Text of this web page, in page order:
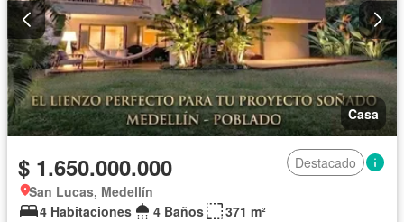
Casa
$ 1.650.000.000
Destacado
San Lucas, Medellín
4 Habitaciones
4 Baños
371 m²